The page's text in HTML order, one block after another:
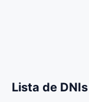
Lista de DNIs